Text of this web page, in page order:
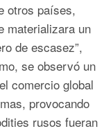
otros países,
materializara un
de escasez”,
se observó un
comercio global
provocando
rusos fueran